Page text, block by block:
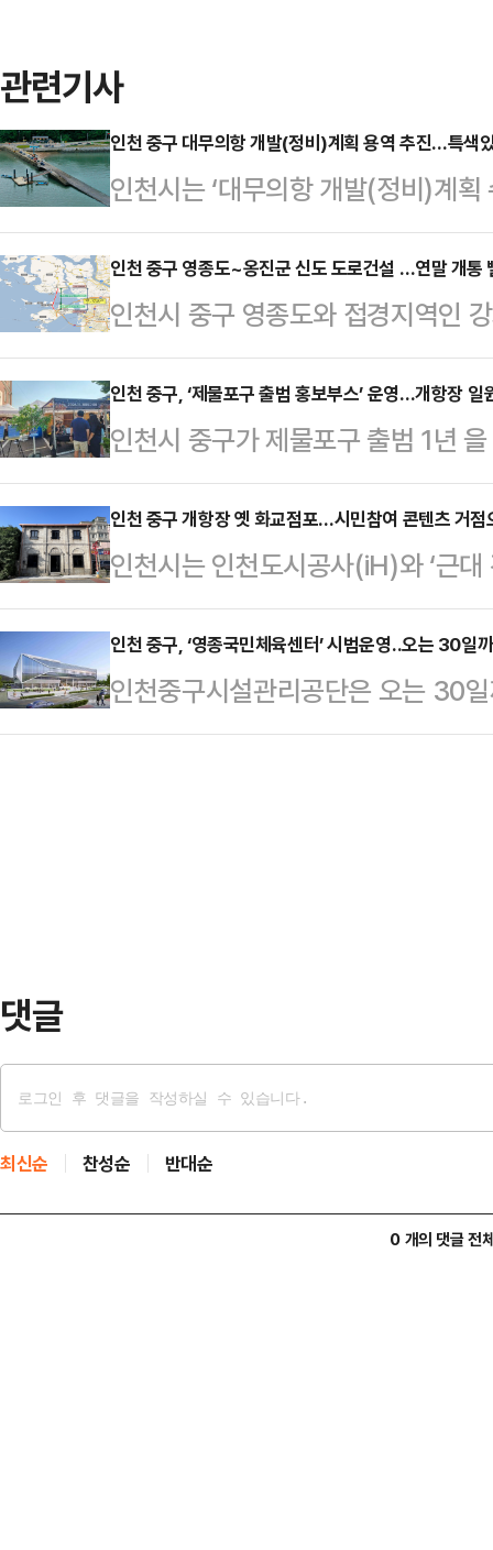
관련기사
인천 중구 대무의항 개발(정비)계획 용역 추진…특색
인천시는 ‘대무의항 개발(정비)계
대무의항은 인천 중구 무의도에 위
본계획이 수립돼 개발이 진행됐으
일부의 기능이 상실돼 어업인들의
만 원의 예산을 확보하고, 대무의항
파랑변형, 해수유동, 부유사 확산
수립할 계획이다.또 이번 용역에서
의와 재해영향성 검토…
인천 중구 영종도~옹진군 신도 도로건설 …연말 개통
인천시 중구 영종도와 접경지역인
1단계 구간(영종도~신도)의 올해
장은 16일 시의회 본회의 시정질문
∼신도 도로 건설사업이 2021년 9
중이지만, 사업 시행 인·허가 과정
있다”고 밝혔다.영종도∼신도 평
왕복 2차로 규모이며 총 사업비는
구간은 11…
인천 중구, ‘제물포구 출범 홍보부스’ 운영…개항장 일
인천시 중구가 제물포구 출범 1년
양한 활동을 펼치고 있다.인천시
인천 개항장 국가유산 야행’과 연계
했다고 16일 밝혔다.홍보부스는 포
과 관련한 다양한 정보를 제공했다.
한 자세한 안내문도 준비돼 있어 많
특히 이번 행사는 주민들의 적극적
운영됐다.주민…
인천 중구 개항장 옛 화교점포…시민참여 콘텐츠 거점
인천시는 인천도시공사(iH)와 ‘근
활용하는 업무협약을 체결했다고
문화자산 재생사업’으로 리모델링
받아, 시민 참여형 콘텐츠 운영 거
대 건축문화자산 재생사업’은 인천
인천 중구, ‘영종국민체육센터’ 시범운영‥오는 30일
인천중구시설관리공단은 오는 30
다고 11일 밝혔다.인천 중구 찬들로
댓글
최신순 찬성순 반대순
0 개의 댓글 전